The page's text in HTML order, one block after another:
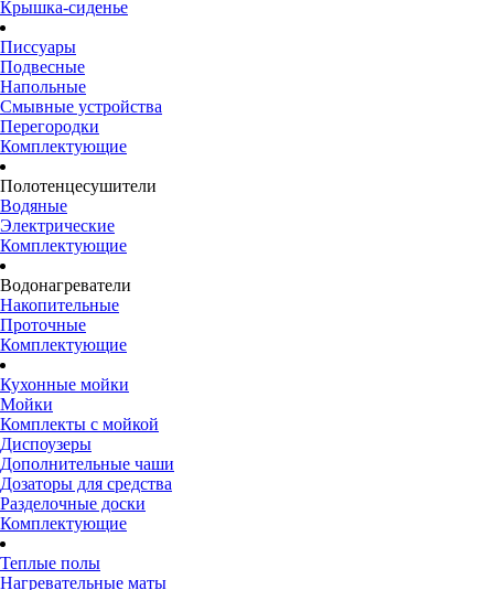
Крышка-сиденье
Писсуары
Подвесные
Напольные
Смывные устройства
Перегородки
Комплектующие
Полотенцесушители
Водяные
Электрические
Комплектующие
Водонагреватели
Накопительные
Проточные
Комплектующие
Кухонные мойки
Мойки
Комплекты с мойкой
Диспоузеры
Дополнительные чаши
Дозаторы для средства
Разделочные доски
Комплектующие
Теплые полы
Нагревательные маты